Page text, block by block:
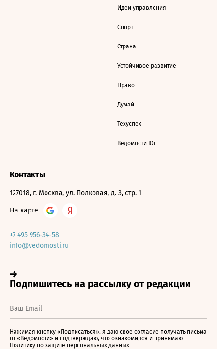
Идеи управления
Спорт
Страна
Устойчивое развитие
Право
Думай
Техуспех
Ведомости Юг
Контакты
127018, г. Москва, ул. Полковая, д. 3, стр. 1
На карте
+7 495 956-34-58
info@vedomosti.ru
Нажимая кнопку «Подписаться», я даю свое согласие получать письма
от «Ведомости» и подтверждаю, что ознакомился и принимаю
Политику по защите персональных данных